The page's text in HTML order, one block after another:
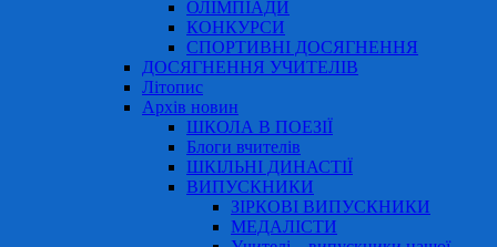
ОЛІМПІАДИ
КОНКУРСИ
СПОРТИВНІ ДОСЯГНЕННЯ
ДОСЯГНЕННЯ УЧИТЕЛІВ
Літопис
Архів новин
ШКОЛА В ПОЕЗІЇ
Блоги вчителів
ШКІЛЬНІ ДИНАСТІЇ
ВИПУСКНИКИ
ЗІРКОВІ ВИПУСКНИКИ
МЕДАЛІСТИ